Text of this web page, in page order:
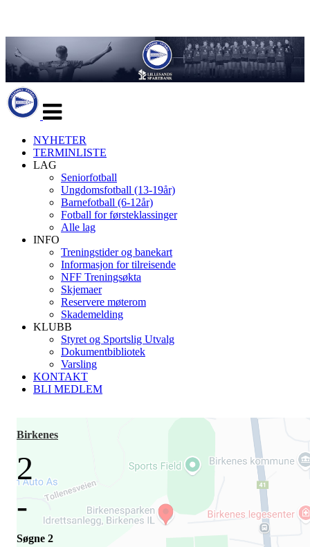
navigasjon
NYHETER
TERMINLISTE
LAG
Seniorfotball
Ungdomsfotball (13-19år)
Barnefotball (6-12år)
Fotball for førsteklassinger
Alle lag
INFO
Treningstider og banekart
Informasjon for tilreisende
NFF Treningsøkta
Skjemaer
Reservere møterom
Skademelding
KLUBB
Styret og Sportslig Utvalg
Dokumentbibliotek
Varsling
KONTAKT
BLI MEDLEM
Birkenes
2
-
Søgne 2